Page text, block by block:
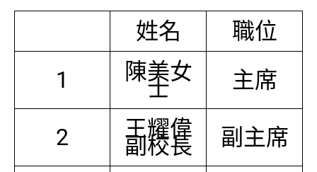
姓名
職位
1
陳美女
士 主席
2 王耀偉
副校長 副主席